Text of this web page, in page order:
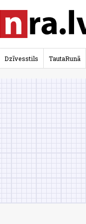
Dzīvesstils TautaRunā